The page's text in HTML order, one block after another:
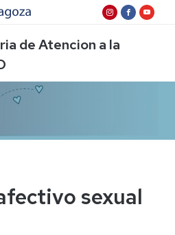
de Atencion a la
sexual